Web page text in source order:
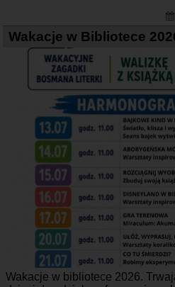
Wakacje w Bibliotece
Wakacje w bibliotece 2026.